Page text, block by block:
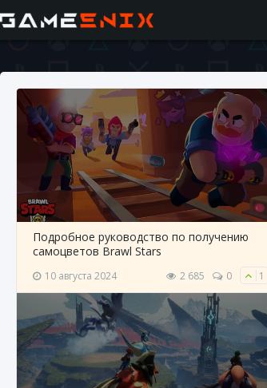
Подробное руководство по получению
самоцветов Brawl Stars
10 августа 2024 2 685 0 1